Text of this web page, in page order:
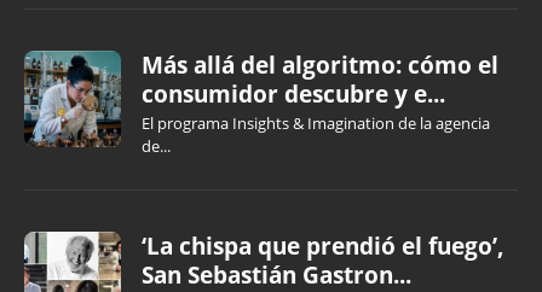
Más allá del algoritmo: cómo el
consumidor descubre y e...
El programa Insights & Imagination de la agencia
de...
‘La chispa que prendió el fuego’,
San Sebastián Gastron...